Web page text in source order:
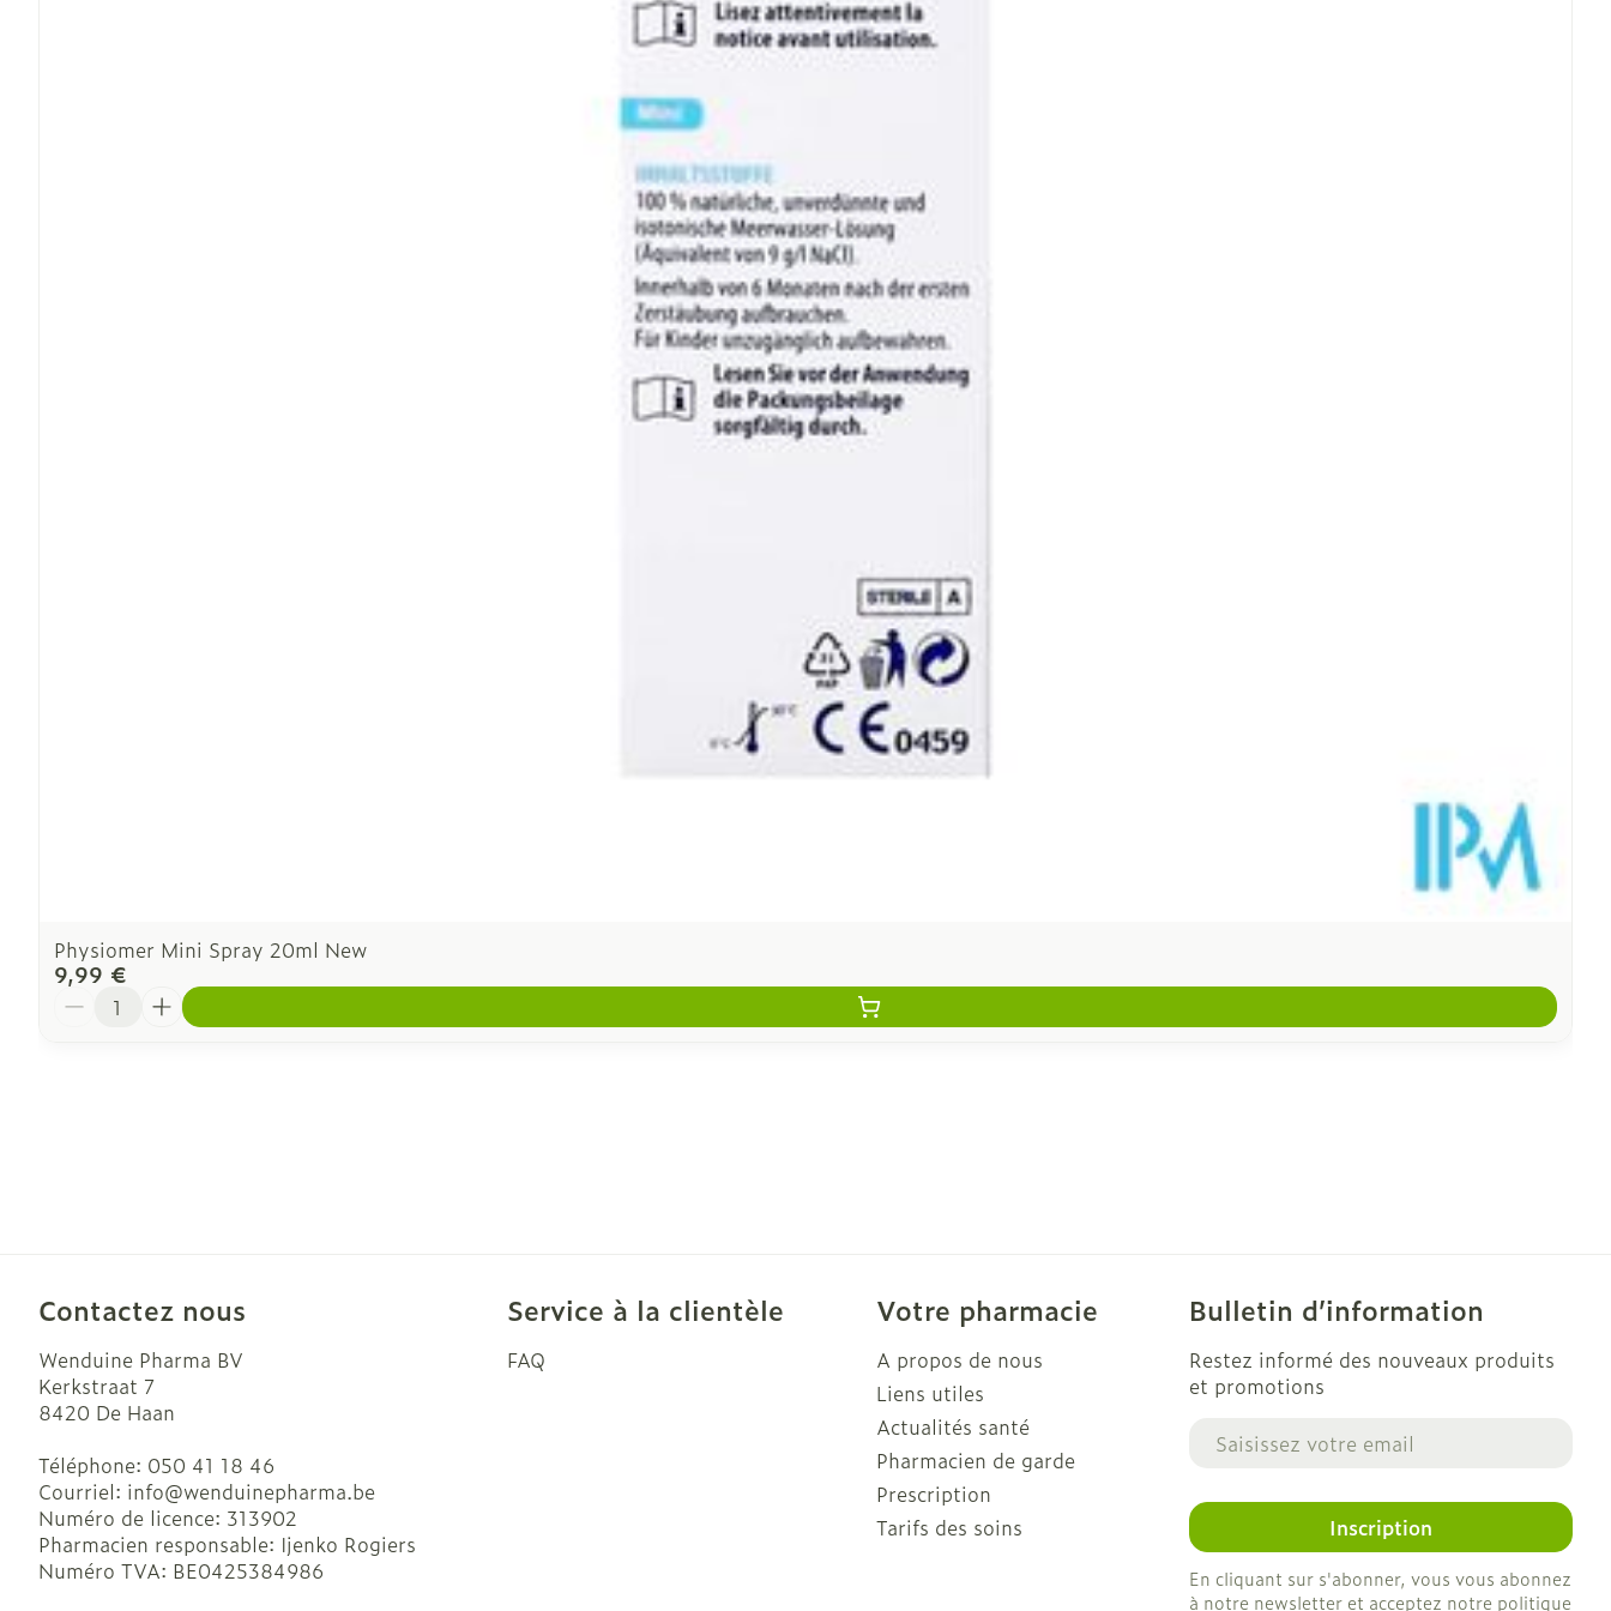
Physiomer Mini Spray 20ml New
9,99 €
Quantité
Contactez nous
Wenduine Pharma BV
Kerkstraat 7
8420 De Haan
Téléphone: 050 41 18 46
Courriel: info@wenduinepharma.be
Numéro de licence: 313902
Pharmacien responsable: Ijenko Rogiers
Numéro TVA: BE0425384986
Service à la clientèle
FAQ
Votre pharmacie
A propos de nous
Liens utiles
Actualités santé
Pharmacien de garde
Prescription
Tarifs des soins
Bulletin d’information
Restez informé des nouveaux produits
et promotions
Adresse mail
Inscription
En cliquant sur s'abonner, vous vous abonnez
à notre newsletter et acceptez notre politique